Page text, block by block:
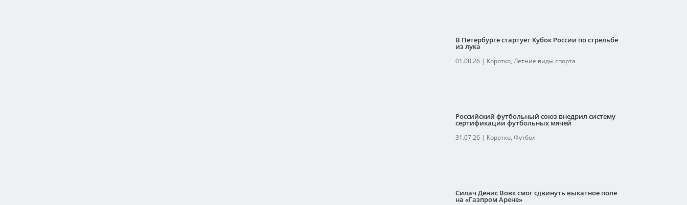
В Петербурге стартует Кубок России по стрельбе
из лука
01.08.26| Коротко, Летние виды спорта
Российский футбольный союз внедрил систему
сертификации футбольных мячей
31.07.26| Коротко, Футбол
Силач Денис Вовк смог сдвинуть выкатное поле
на «Газпром Арене»